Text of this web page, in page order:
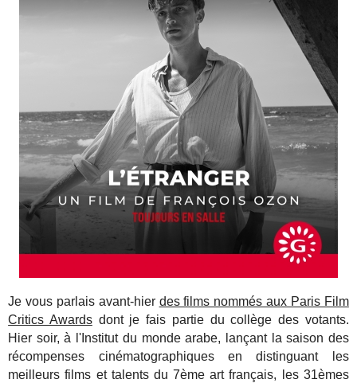
Je vous parlais avant-hier des films nommés aux Paris Film
Critics Awardsdont je fais partie du collège des votants.
Hier soir, à l'Institut du monde arabe, lançant la saison des
récompenses cinématographiques en distinguant les
meilleurs films et talents du 7ème art français, les 31èmes